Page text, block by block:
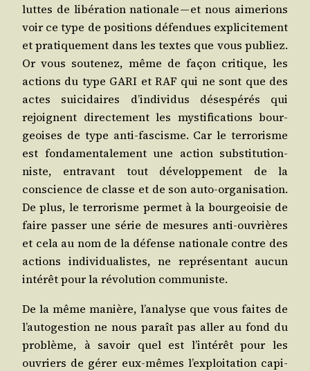
luttes de libé­ra­tion natio­nale — et nous aime­rions
voir ce type de posi­tions défen­dues expli­ci­te­ment
et pra­ti­que­ment dans les textes que vous publiez.
Or vous sou­te­nez, même de façon cri­tique, les
actions du type GARI et RAF qui ne sont que des
actes sui­ci­daires d’in­di­vi­dus déses­pé­rés qui
rejoignent direc­te­ment les mys­ti­fi­ca­tions bour­
geoises de type anti-fas­cisme. Car le ter­ro­risme
est fon­da­men­ta­le­ment une action sub­sti­tu­tion­
niste, entra­vant tout déve­lop­pe­ment de la
conscience de classe et de son auto-orga­ni­sa­tion.
De plus, le ter­ro­risme per­met à la bour­geoi­sie de
faire pas­ser une série de mesures anti-ouvrières
et cela au nom de la défense natio­nale contre des
actions indi­vi­dua­listes, ne repré­sen­tant aucun
inté­rêt pour la révo­lu­tion communiste.
De la même manière, l’a­na­lyse que vous faites de
l’au­to­ges­tion ne nous paraît pas aller au fond du
pro­blème, à savoir quel est l’in­té­rêt pour les
ouvriers de gérer eux-mêmes l’ex­ploi­ta­tion capi­